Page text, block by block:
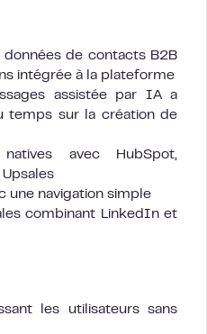
de contacts B2B
intégrée à la plateforme
assistée par IA a
temps sur la création de
avec HubSpot,
une navigation simple
combinant LinkedIn et
les utilisateurs sans